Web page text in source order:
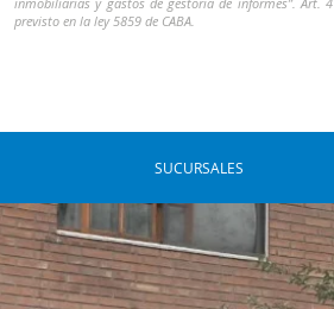
previsto en la ley 5859 de CABA.
SUCURSALES